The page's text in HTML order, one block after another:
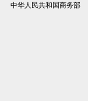
中华人民共和国商务部